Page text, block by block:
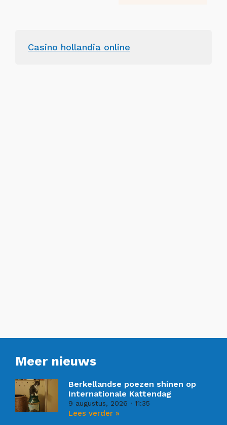
Casino hollandia online
Meer nieuws
Berkellandse poezen shinen op
Internationale Kattendag
9 augustus, 2026 11:35
Lees verder »